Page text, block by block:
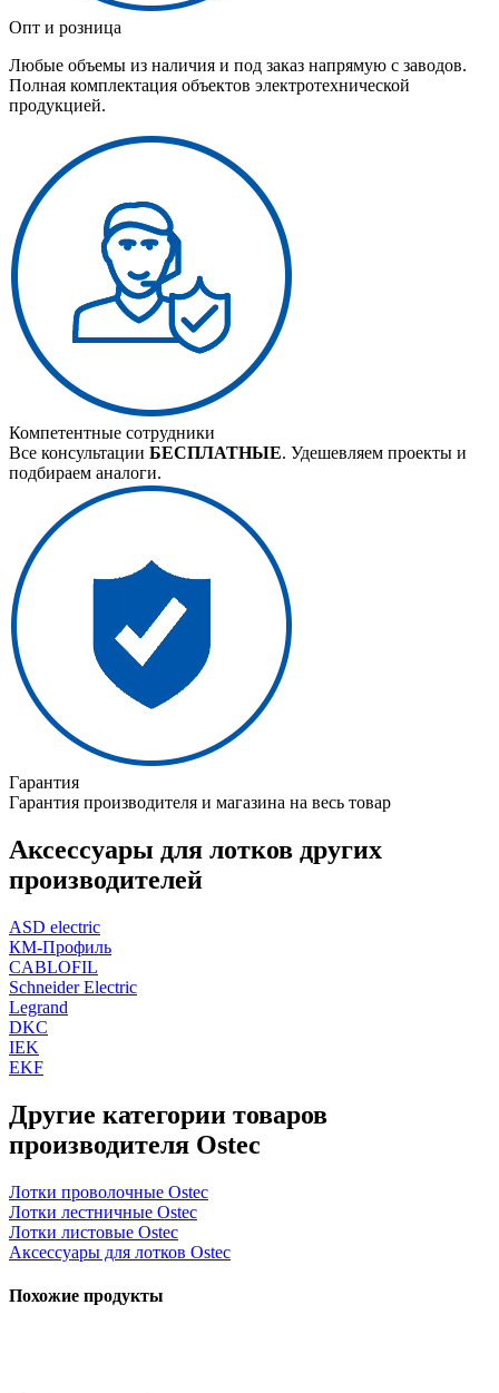
Опт и розница
Любые объемы из наличия и под заказ напрямую с заводов.
Полная комплектация объектов электротехнической
продукцией.
Компетентные сотрудники
Все консультации БЕСПЛАТНЫЕ. Удешевляем проекты и
подбираем аналоги.
Гарантия
Гарантия производителя и магазина на весь товар
Аксессуары для лотков других
производителей
ASD electric
КМ-Профиль
CABLOFIL
Schneider Electric
Legrand
DKC
IEK
EKF
Другие категории товаров
производителя Ostec
Лотки проволочные Ostec
Лотки лестничные Ostec
Лотки листовые Ostec
Аксессуары для лотков Ostec
Похожие продукты